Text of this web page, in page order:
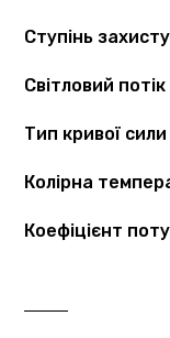
Ступінь
Світловий
Тип кривої сили
Колірна
Коефіцієнт